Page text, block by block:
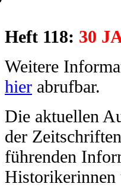
Heft 118: 30
Weitere
hier abrufbar.
Die aktuellen
der
führenden
Historikerinnen